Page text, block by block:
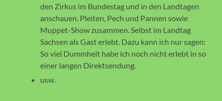
den Zirkus im Bundestag und in den Landtagen
anschauen. Pleiten, Pech und Pannen sowie
Muppet-Show zusammen. Selbst im Landtag
Sachsen als Gast erlebt. Dazu kann ich nur sagen:
So viel Dummheit habe ich noch nicht erlebt in so
einer langen Direktsendung.
usw.